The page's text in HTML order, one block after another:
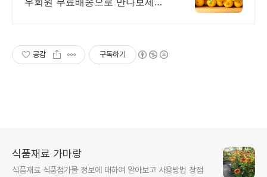
공감 구독하기
식품재료 가마랑
식품재료 식품첨가물 정보에 대하여 알아보고 사용방법 장점